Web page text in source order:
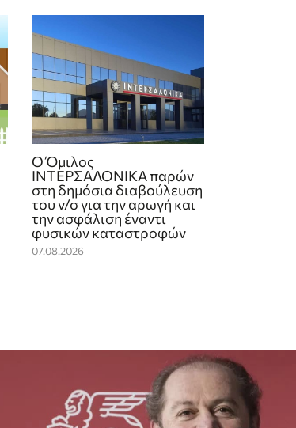
Ο Όμιλος
ΙΝΤΕΡΣΑΛΟΝΙΚΑ παρών
στη δημόσια διαβούλευση
του ν/σ για την αρωγή και
την ασφάλιση έναντι
φυσικών καταστροφών
07.08.2026